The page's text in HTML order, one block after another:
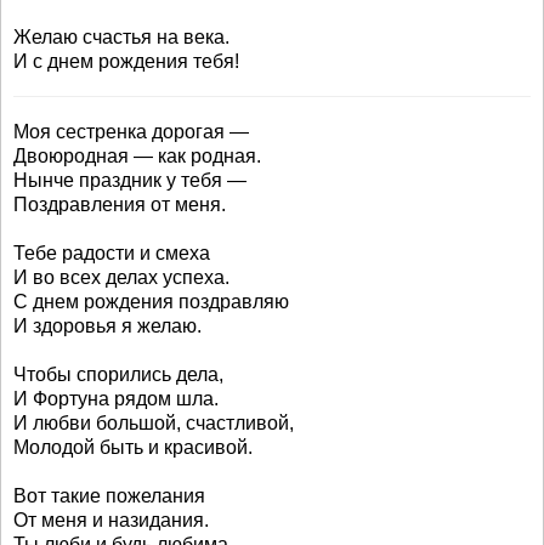
Желаю счастья на века.
И с днем рождения тебя!
Моя сестренка дорогая —
Двоюродная — как родная.
Нынче праздник у тебя —
Поздравления от меня.
Тебе радости и смеха
И во всех делах успеха.
С днем рождения поздравляю
И здоровья я желаю.
Чтобы спорились дела,
И Фортуна рядом шла.
И любви большой, счастливой,
Молодой быть и красивой.
Вот такие пожелания
От меня и назидания.